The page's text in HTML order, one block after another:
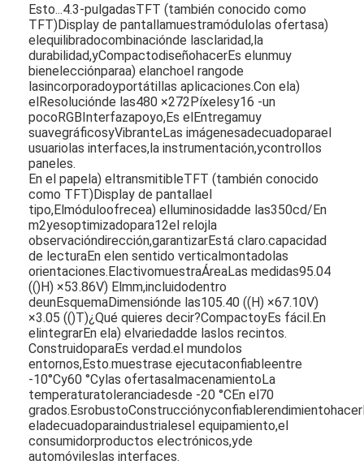
Inicio
Productos
Vídeos
Esto...4.3-pulgadasTFT (también conocido como
TFT)Display de pantallamuestramódulolas ofertasa)
elequilibradocombinaciónde lasclaridad,la
durabilidad,yCompactodiseñohacerEs elunmuy
bienelecciónparaa) elanchoel rangode
lasincorporadoyportátillas aplicaciones.Con ela)
elResoluciónde las480 ×272Píxelesy16 -un
pocoRGBInterfazapoyo,Es elEntregamuy
suavegráficosyVibranteLas imágenesadecuadoparael
usuariolas interfaces,la instrumentación,ycontrollos
paneles.
En el papela) eltransmitibleTFT (también conocido
como TFT)Display de pantallael
tipo,Elmóduloofrecea) elluminosidadde las350cd/En
m2yesoptimizadopara12el relojla
observacióndirección,garantizarEstá claro.capacidad
de lecturaEn elen sentido verticalmontadolas
orientaciones.ElactivomuestraÁreaLas medidas95.04
(()H) ×53.86V) Elmm,incluidodentro
deunEsquemaDimensiónde las105.40 ((H) ×67.10V)
×3.05 (()T)¿Qué quieres decir?CompactoyEs fácil.En
elintegrarEn ela) elvariedadde laslos recintos.
ConstruidoparaEs verdad.el mundolos
entornos,Esto.muestrase ejecutaconfiableentre
-10°Cy60 °Cylas ofertasalmacenamientoLa
temperaturatoleranciadesde -20 °CEn el70
grados.EsrobustoConstrucciónyconfiablerendimientohacer
eladecuadoparaindustrialesel equipamiento,el
consumidorproductos electrónicos,yde
automóvileslas interfaces.